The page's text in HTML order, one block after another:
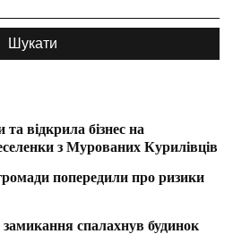
відкрила бізнес на
з Мурованих Курилівців
попередили про ризики
спалахнув будинок